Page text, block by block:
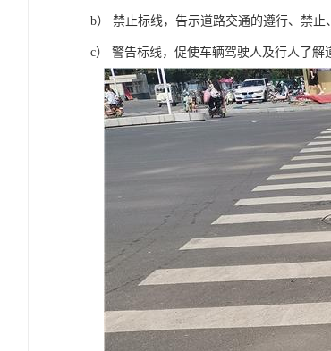
b） 禁止标线，告示道路交通的遵行、禁止
c） 警告标线，促使车辆驾驶人及行人了解